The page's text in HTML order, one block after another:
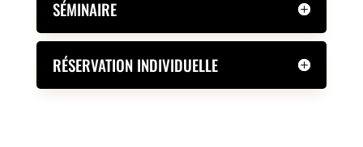
SÉMINAIRE
RÉSERVATION INDIVIDUELLE